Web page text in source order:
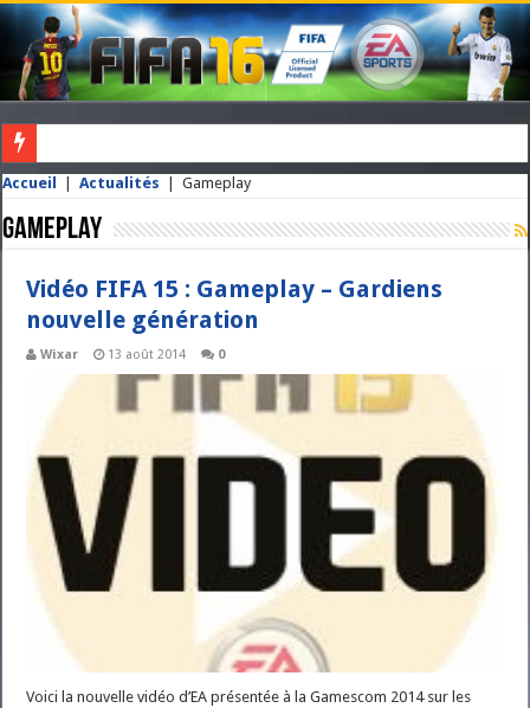
VOUS NE POSSEDEZ PAS ENCORE FIFA ? CLIQUEZ ICI POUR
Accueil Actualités Gameplay
Gameplay
Vidéo FIFA 15 : Gameplay – Gardiens
nouvelle génération
Wixar 13 août 2014 0
Voici la nouvelle vidéo d’EA présentée à la Gamescom 2014 sur les